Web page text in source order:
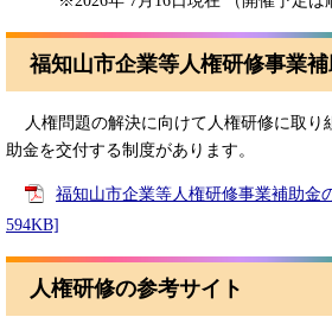
福知山市企業等人権研修事業
人権問題の解決に向けて人権研修に取り
助金を交付する制度があります。
福知山市企業等人権研修事業補助金
594KB]
人権研修の参考サイト